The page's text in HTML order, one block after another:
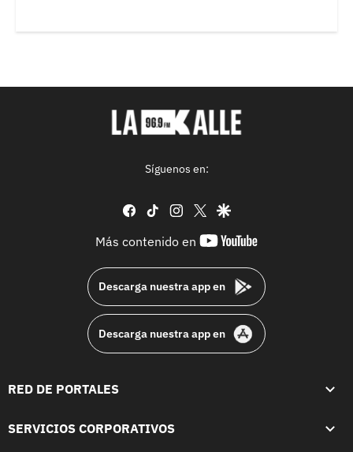
Síguenos en:
facebook
tiktok instagram
twittergoogle
Más contenido en
youtube-
Descarga nuestra app en
Descarga nuestra app en
RED DE PORTALES
SERVICIOS CORPORATIVOS